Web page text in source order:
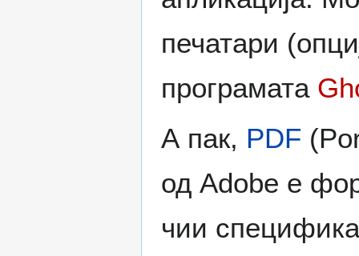
печатари
програмата
А пак, PDF
од Adobe е
чии